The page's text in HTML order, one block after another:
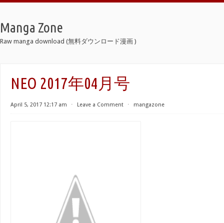
Manga Zone
Raw manga download (無料ダウンロード漫画 )
NEO 2017年04月号
April 5, 2017 12:17 am ⋅ Leave a Comment ⋅ mangazone